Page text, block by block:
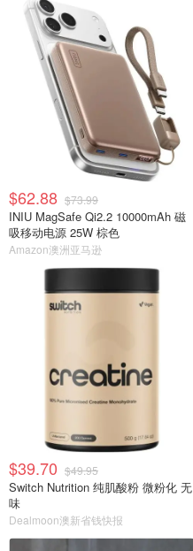
$62.88 $73.99
INIU MagSafe Qi2.2 10000mAh 磁
吸移动电源 25W 棕色
Amazon澳洲亚马逊
$39.70 $49.95
Switch Nutrition 纯肌酸粉 微粉化 无
味
Dealmoon澳新省钱快报